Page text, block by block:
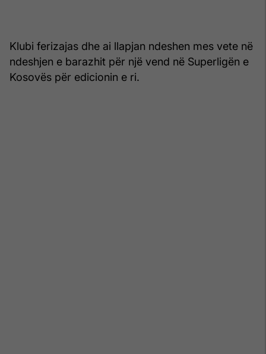
Klubi ferizajas dhe ai llapjan ndeshen mes vete në
ndeshjen e barazhit për një vend në Superligën e
Kosovës për edicionin e ri.